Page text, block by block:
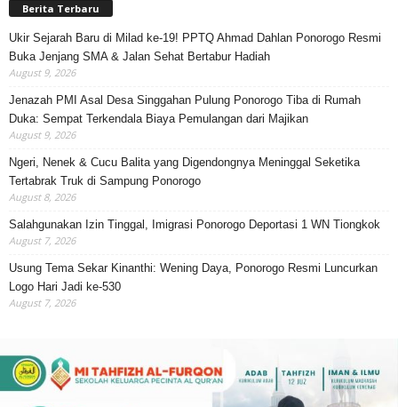
Berita Terbaru
Ukir Sejarah Baru di Milad ke-19! PPTQ Ahmad Dahlan Ponorogo Resmi
Buka Jenjang SMA & Jalan Sehat Bertabur Hadiah
August 9, 2026
Jenazah PMI Asal Desa Singgahan Pulung Ponorogo Tiba di Rumah
Duka: Sempat Terkendala Biaya Pemulangan dari Majikan
August 9, 2026
Ngeri, Nenek & Cucu Balita yang Digendongnya Meninggal Seketika
Tertabrak Truk di Sampung Ponorogo
August 8, 2026
Salahgunakan Izin Tinggal, Imigrasi Ponorogo Deportasi 1 WN Tiongkok
August 7, 2026
Usung Tema Sekar Kinanthi: Wening Daya, Ponorogo Resmi Luncurkan
Logo Hari Jadi ke-530
August 7, 2026